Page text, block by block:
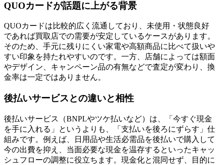
QUOカードが話題に上がる背景
QUOカードは比較的広く流通しており、未使用・状態良好
であれば買取店での需要が安定しているケースがあります。
そのため、手元に残りにくい家電や高額商品に比べて扱いや
すい印象を持たれやすいのです。一方、店舗によっては額面
やデザイン、キャンペーン品の有無などで査定が変わり、換
金率は一定ではありません。
後払いサービスとの違いと相性
後払いサービス（BNPLやツケ払いなど）は、「今すぐ現金
を手に入れる」というよりも、「支払いを後ろにずらす」仕
組みです。例えば、日用品や生活必需品を後払いで購入して
今の出費を抑え、当面必要な現金を温存するといったキャッ
シュフローの調整に役立ちます。現金化と混同せず、目的に